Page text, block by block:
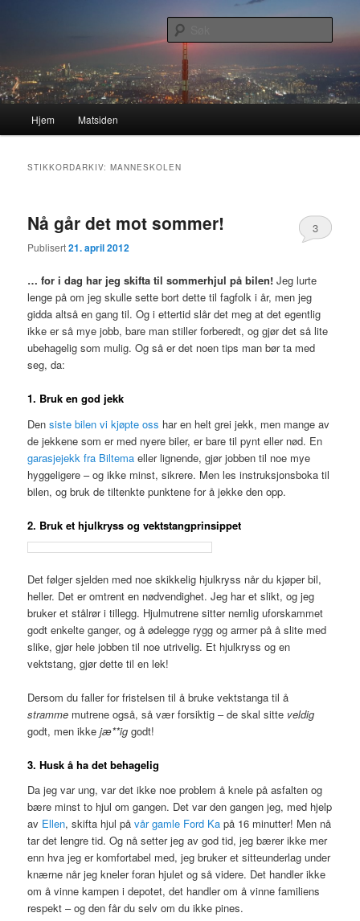
hovedinnholdet
sekundærinnholdet
Lasses hjemmeside
Hjem Matsiden
STIKKORDARKIV:MANNESKOLEN
Nå går det mot sommer!
Publisert21. april 2012
3
… for i dag har jeg skifta til sommerhjul på bilen! Jeg lurte
lenge på om jeg skulle sette bort dette til fagfolk i år, men jeg
gidda altså en gang til. Og i ettertid slår det meg at det egentlig
ikke er så mye jobb, bare man stiller forberedt, og gjør det så lite
ubehagelig som mulig. Og så er det noen tips man bør ta med
seg, da:
1. Bruk en god jekk
Densiste bilen vi kjøpte oss har en helt grei jekk, men mange av
de jekkene som er med nyere biler, er bare til pynt eller nød. En
garasjejekk fra Biltema eller lignende, gjør jobben til noe mye
hyggeligere – og ikke minst, sikrere. Men les instruksjonsboka til
bilen, og bruk de tiltenkte punktene for å jekke den opp.
2. Bruk et hjulkryss og vektstangprinsippet
Det følger sjelden med noe skikkelig hjulkryss når du kjøper bil,
heller. Det er omtrent en nødvendighet. Jeg har et slikt, og jeg
bruker et stålrør i tillegg. Hjulmutrene sitter nemlig uforskammet
godt enkelte ganger, og å ødelegge rygg og armer på å slite med
slike, gjør hele jobben til noe utrivelig. Et hjulkryss og en
vektstang, gjør dette til en lek!
Dersom du faller for fristelsen til å bruke vektstanga til å
stramme mutrene også, så vær forsiktig – de skal sitte veldig
godt, men ikkejæ**ig godt!
3. Husk å ha det behagelig
Da jeg var ung, var det ikke noe problem å knele på asfalten og
bære minst to hjul om gangen. Det var den gangen jeg, med hjelp
av Ellen, skifta hjul påvår gamle Ford Ka på 16 minutter! Men nå
tar det lengre tid. Og nå setter jeg av god tid, jeg bærer ikke mer
enn hva jeg er komfortabel med, jeg bruker et sitteunderlag under
knærne når jeg kneler foran hjulet og så videre. Det handler ikke
om å vinne kampen i depotet, det handler om å vinne familiens
respekt – og den får du selv om du ikke pines.